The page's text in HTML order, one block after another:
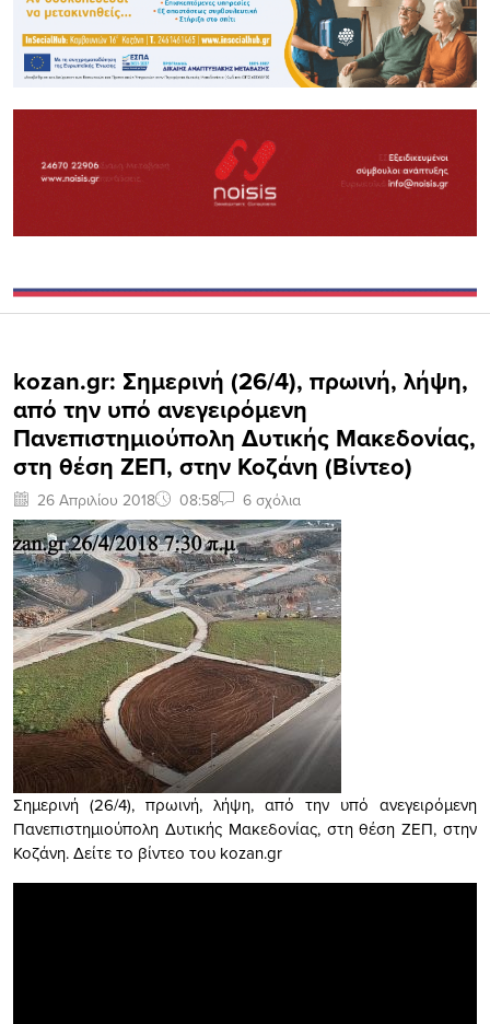
kozan.gr: Σημερινή (26/4), πρωινή, λήψη,
από την υπό ανεγειρόμενη
Πανεπιστημιούπολη Δυτικής Μακεδονίας,
στη θέση ΖΕΠ, στην Κοζάνη (Βίντεο)
26 Απριλίου 2018 08:58 6 σχόλια
Σημερινή (26/4), πρωινή, λήψη, από την υπό ανεγειρόμενη
Πανεπιστημιούπολη Δυτικής Μακεδονίας, στη θέση ΖΕΠ, στην
Κοζάνη. Δείτε το βίντεο του kozan.gr